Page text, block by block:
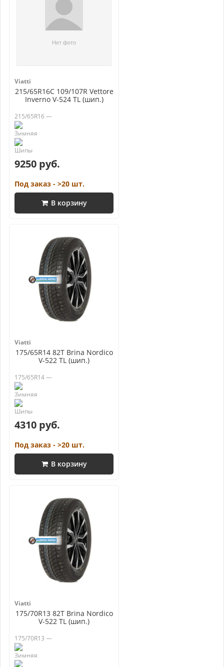
Viatti
215/65R16C 109/107R Vettore
Inverno V-524 TL (шип.)
215/65R16 —
9250 руб.
Под заказ - >20 шт.
В корзину
Viatti
175/65R14 82T Brina Nordico
V-522 TL (шип.)
175/65R14 —
4310 руб.
Под заказ - >20 шт.
В корзину
Viatti
175/70R13 82T Brina Nordico
V-522 TL (шип.)
175/70R13 —